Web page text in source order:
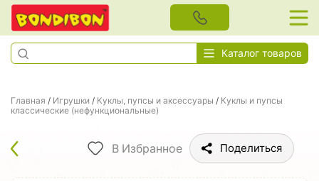
Каталог товаров
Главная / Игрушки / Куклы, пупсы и аксессуары / Куклы и пупсы
классические (нефункциональные)
В Избранное Поделиться